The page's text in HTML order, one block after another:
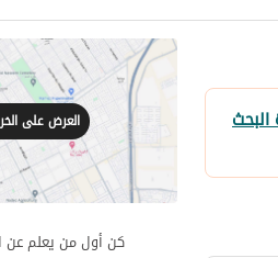
البحث العرض على
كن أول من يعلم عن